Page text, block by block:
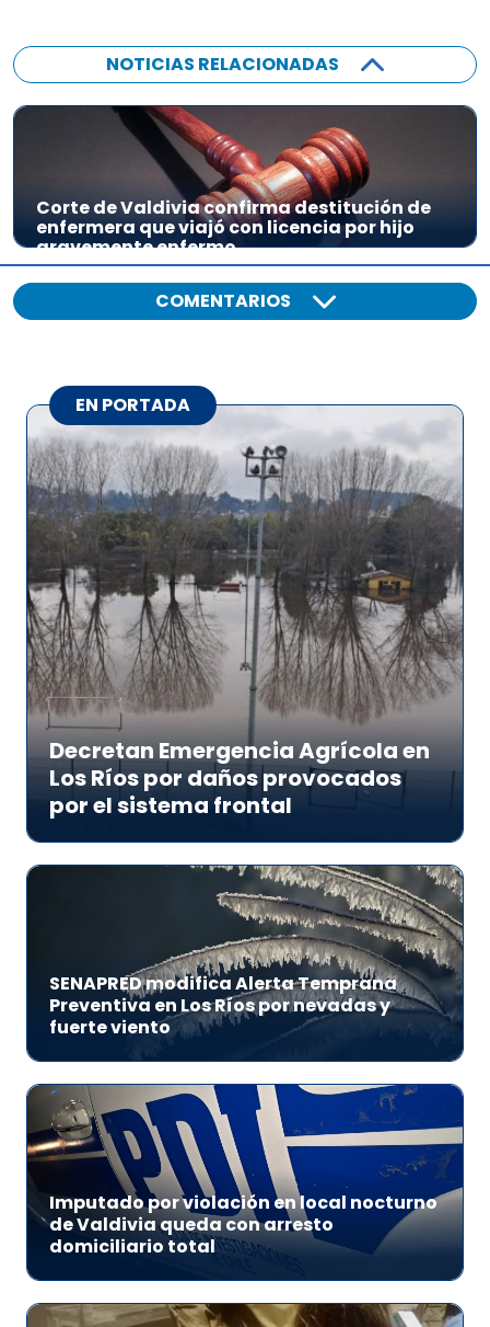
NOTICIAS RELACIONADAS
Corte de Valdivia confirma destitución de
enfermera que viajó con licencia por hijo
gravemente enfermo
COMENTARIOS
EN PORTADA
Decretan Emergencia Agrícola en
Los Ríos por daños provocados
por el sistema frontal
SENAPRED modifica Alerta Temprana
Preventiva en Los Ríos por nevadas y
fuerte viento
Imputado por violación en local nocturno
de Valdivia queda con arresto
domiciliario total